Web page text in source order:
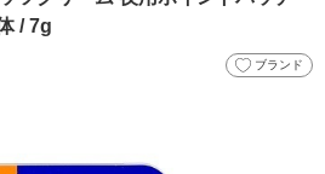
/ 7g
ブランド